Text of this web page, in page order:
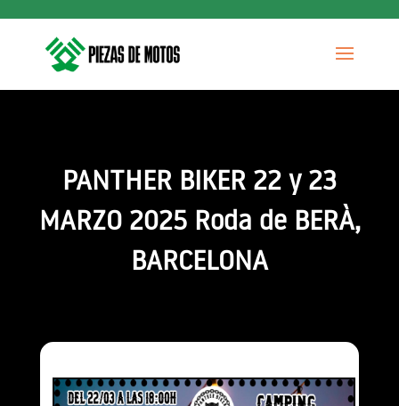
PANTHER BIKER 22 y 23
MARZO 2025 Roda de BERÀ,
BARCELONA